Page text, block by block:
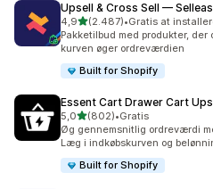
Upsell & Cross Sell —
4,9ud af 5 stjerner
(2.487)
2487 anmeldelser i alt
•Gratis at
Pakketilbud med produkter, der
kurven øger ordreværdien
Built for Shopify
Essent Cart Drawer Cart
5,0ud af 5 stjerner
(802)
802 anmeldelser i alt
•Gratis
Øg gennemsnitlig ordreværdi
Læg i indkøbskurven og
Built for Shopify